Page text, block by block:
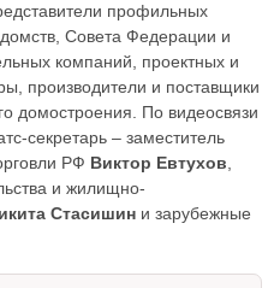
профильных
Совета Федерации и
компаний, проектных и
производители и поставщики
домостроения. По видеосвязи
секретарь – заместитель
РФ Виктор Евтухов,
и жилищно-
Стасишин и зарубежные